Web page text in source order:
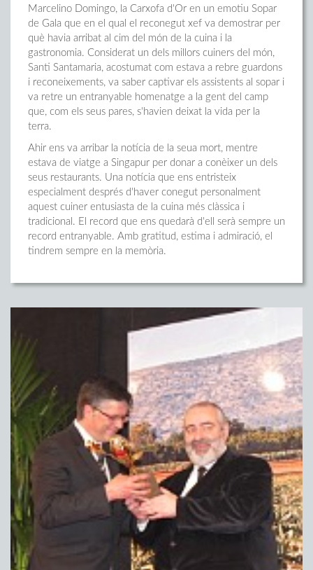
Marcelino Domingo, la Carxofa d'Or en un emotiu Sopar
de Gala que en el qual el reconegut xef va demostrar per
què havia arribat al cim del món de la cuina i la
gastronomia. Considerat un dels millors cuiners del món,
Santi Santamaria, acostumat com estava a rebre guardons
i reconeixements, va saber captivar els assistents al sopar i
va retre un entranyable homenatge a la gent del camp
que, com els seus pares, s'havien deixat la vida per la
terra.
Ahir ens va arribar la notícia de la seua mort, mentre
estava de viatge a Singapur per donar a conèixer un dels
seus restaurants. Una notícia que ens entristeix
especialment després d'haver conegut personalment
aquest cuiner entusiasta de la cuina més clàssica i
tradicional. El record que ens quedarà d'ell serà sempre un
record entranyable. Amb gratitud, estima i admiració, el
tindrem sempre en la memòria.